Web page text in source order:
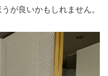
が良いかもしれません。